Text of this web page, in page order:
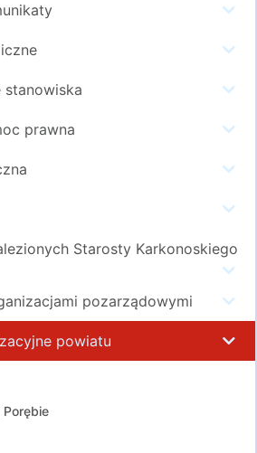
stanowiska
prawna
Starosty Karkonoskiego
pozarządowymi
powiatu